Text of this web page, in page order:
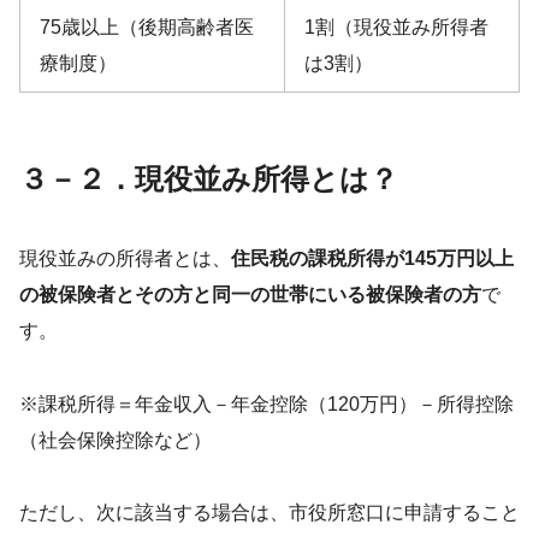
75歳以上（後期高齢者医
療制度）
1割（現役並み所得者
は3割）
３－２．現役並み所得とは？
現役並みの所得者とは、 住民税の課税所得が145万円以上
の被保険者とその方と同一の世帯にいる被保険者の方で
す。
※課税所得＝年金収入－年金控除（120万円）－所得控除
（社会保険控除など）
ただし、次に該当する場合は、市役所窓口に申請すること